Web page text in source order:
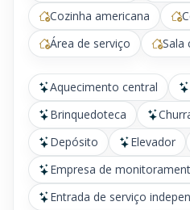
Cozinha americana
Área de serviço
Sala
Aquecimento central
Brinquedoteca
Depósito
Elevador
Empresa de
Entrada de serviço